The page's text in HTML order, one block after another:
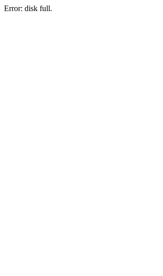
Error: disk full.